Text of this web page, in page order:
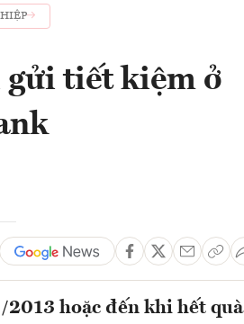
gửi tiết kiệm ở
hoặc đến khi hết quà